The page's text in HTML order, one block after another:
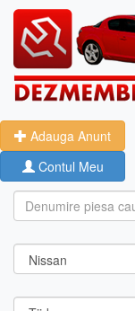
Adauga Anunt
Contul Meu